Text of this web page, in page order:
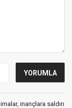
inançlara saldırı